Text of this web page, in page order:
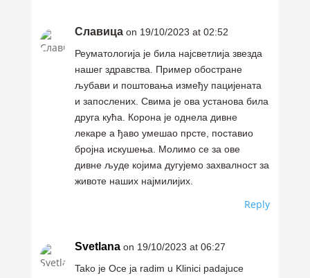
Славица on 19/10/2023 at 02:52
Реуматологија је била најсветлија звезда
нашег здравства. Пример обостране
љубави и поштовања између пацијената
и запослених. Свима је ова установа била
друга кућа. Корона је однела дивне
лекаре а ђаво умешао прсте, поставио
бројна искушења. Молимо се за ове
дивне људе којима дугујемо захвалност за
животе наших најмилијих.
Reply
Svetlana on 19/10/2023 at 06:27
Tako je Oce ja radim u Klinici padajuce